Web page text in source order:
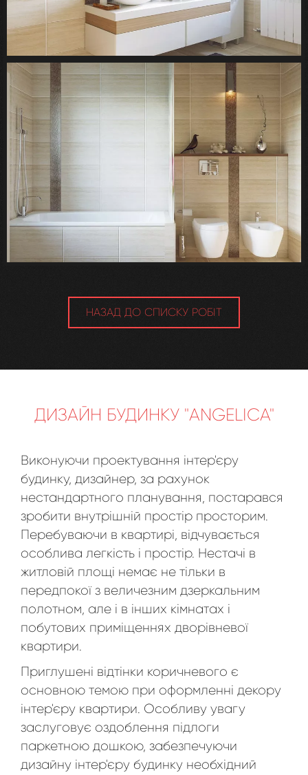
НАЗАД ДО СПИСКУ РОБІТ
ДИЗАЙН БУДИНКУ "ANGELICA"
Виконуючи проектування інтер'єру
будинку, дизайнер, за рахунок
нестандартного планування, постарався
зробити внутрішній простір просторим.
Перебуваючи в квартирі, відчувається
особлива легкість і простір. Нестачі в
житловій площі немає не тільки в
передпокої з величезним дзеркальним
полотном, але і в інших кімнатах і
побутових приміщеннях дворівневої
квартири.
Приглушені відтінки коричневого є
основною темою при оформленні декору
інтер'єру квартири. Особливу увагу
заслуговує оздоблення підлоги
паркетною дошкою, забезпечуючи
дизайну інтер'єру будинку необхідний